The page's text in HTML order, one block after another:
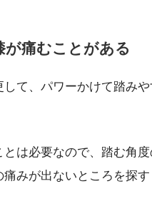
痛むことがある
して、パワーかけて踏み
とは必要なので、踏む角
みが出ないところを探す